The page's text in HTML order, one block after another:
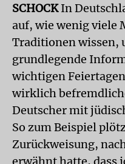
SCHOCKIn
auf, wie wenig viele
Traditionen wissen,
grundlegende
wichtigen
wirklich
Deutscher mit
So zum Beispiel
Zurückweisung,
erwähnt hatte, dass